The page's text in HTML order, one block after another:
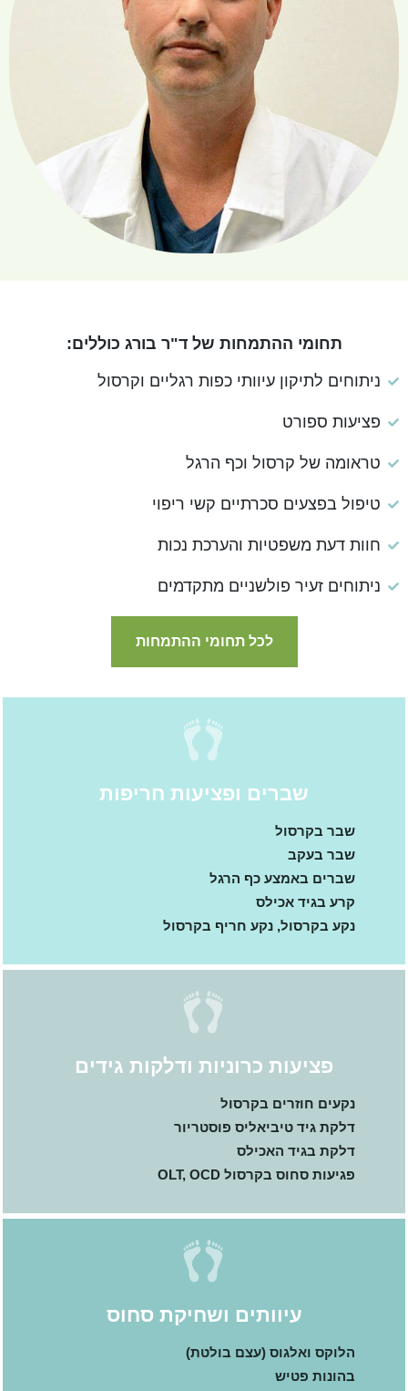
תחומי ההתמחות של ד"ר בורג כוללים:
ניתוחים לתיקון עיוותי כפות רגליים וקרסול
פציעות ספורט
טראומה של קרסול וכף הרגל
טיפול בפצעים סכרתיים קשי ריפוי
חוות דעת משפטיות והערכת נכות
ניתוחים זעיר פולשניים מתקדמים
לכל תחומי ההתמחות
שברים ופציעות חריפות
שבר בקרסול
שבר בעקב
שברים באמצע כף הרגל
קרע בגיד אכילס
נקע בקרסול, נקע חריף בקרסול
פציעות כרוניות ודלקות גידים
נקעים חוזרים בקרסול
דלקת גיד טיביאליס פוסטריור
דלקת בגיד האכילס
פגיעות סחוס בקרסול OLT, OCD
עיוותים ושחיקת סחוס
הלוקס ואלגוס (עצם בולטת)
בהונות פטיש